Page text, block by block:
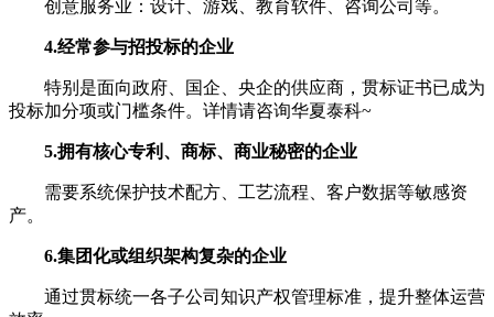
创意服务业：设计、游戏、教育软件、咨询公司等。
4.经常参与招投标的企业
特别是面向政府、国企、央企的供应商，贯标证书已成为
投标加分项或门槛条件。详情请咨询华夏泰科~
5.拥有核心专利、商标、商业秘密的企业
需要系统保护技术配方、工艺流程、客户数据等敏感资
产。
6.集团化或组织架构复杂的企业
通过贯标统一各子公司知识产权管理标准，提升整体运营